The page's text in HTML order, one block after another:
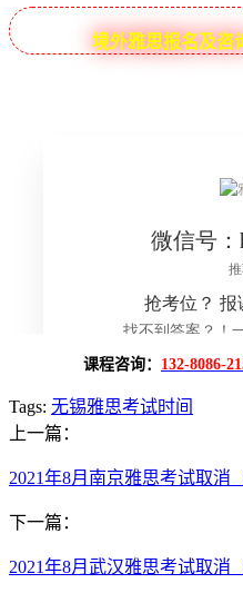
境外雅思报名及咨
课程咨询： 132-8086-
Tags: 无锡雅思考试时间
上一篇：
2021年8月南京雅思考试取消
下一篇：
2021年8月武汉雅思考试取消